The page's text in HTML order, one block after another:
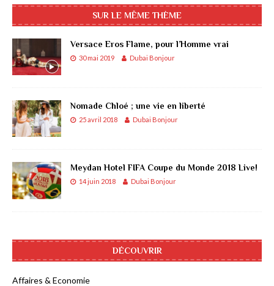
SUR LE MÊME THÈME
Versace Eros Flame, pour l’Homme vrai
30 mai 2019 Dubai Bonjour
Nomade Chloé ; une vie en liberté
25 avril 2018 Dubai Bonjour
Meydan Hotel FIFA Coupe du Monde 2018 Live!
14 juin 2018 Dubai Bonjour
DÉCOUVRIR
Affaires & Economie